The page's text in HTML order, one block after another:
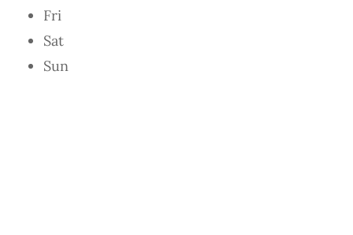
Fri
Sat
Sun